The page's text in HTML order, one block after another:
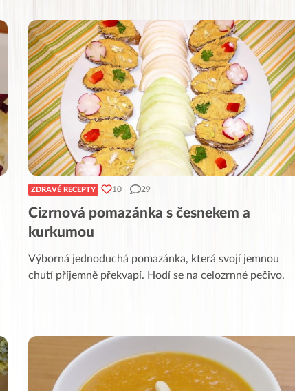
ZDRAVÉ RECEPTY 10 29
Cizrnová pomazánka s česnekem a
kurkumou
Výborná jednoduchá pomazánka, která svojí jemnou
chutí příjemně překvapí. Hodí se na celozrnné pečivo.